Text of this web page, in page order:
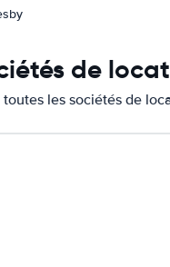
de
les sociétés de